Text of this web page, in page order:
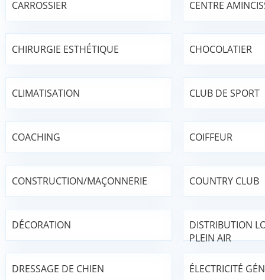
CARROSSIER CENTRE
CHIRURGIE ESTHÉTIQUE CHOCOLATIER
CLIMATISATION CLUB DE SPORT
COACHING COIFFEUR
CONSTRUCTION/MAÇONNERIE COUNTRY CLUB
DÉCORATION
DISTRIBUTION
PLEIN AIR
DRESSAGE DE CHIEN ÉLECTRICITÉ